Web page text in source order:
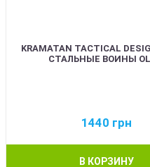
KRAMATAN TACTICAL
СТАЛЬНЫЕ ВОИНЫ
1440 грн
В КОРЗИНУ